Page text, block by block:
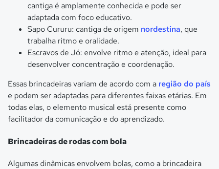
cantiga é amplamente conhecida e pode ser
adaptada com foco educativo.
Sapo Cururu: cantiga de origem nordestina, que
trabalha ritmo e oralidade.
Escravos de Jó: envolve ritmo e atenção, ideal para
desenvolver concentração e coordenação.
Essas brincadeiras variam de acordo com a região do país
e podem ser adaptadas para diferentes faixas etárias. Em
todas elas, o elemento musical está presente como
facilitador da comunicação e do aprendizado.
Brincadeiras de rodas com bola
Algumas dinâmicas envolvem bolas, como a brincadeira